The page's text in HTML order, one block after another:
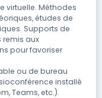
virtuelle. Méthodes
études de
Supports de
aux
pour favoriser
ou de bureau
installé
Teams, etc.).